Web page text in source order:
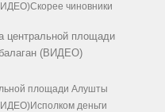
чиновники
центральной площади
(ВИДЕО)
площади Алушты
деньги